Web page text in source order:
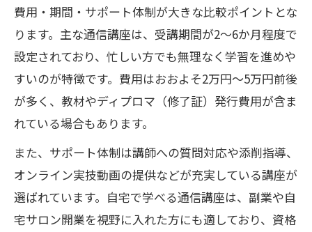
セラピスト通信講座で効率よく学ぶ時間
配分の工夫
実践型通信講座のメリットと注意点をチ
ェック
副業やサロン開業に役立つ通信講座のポイン
ト
副業・自宅サロン開業に強いセラピスト
通信講座比較
サロン開業を目指す人に必要な耳つぼ資
格取得の知識
費用・期間・サポート体制が大きな比較ポイントとな
ります。主な通信講座は、受講期間が2〜6か月程度で
設定されており、忙しい方でも無理なく学習を進めや
すいのが特徴です。費用はおおよそ2万円〜5万円前後
が多く、教材やディプロマ（修了証）発行費用が含ま
れている場合もあります。
また、サポート体制は講師への質問対応や添削指導、
オンライン実技動画の提供などが充実している講座が
選ばれています。自宅で学べる通信講座は、副業や自
宅サロン開業を視野に入れた方にも適しており、資格